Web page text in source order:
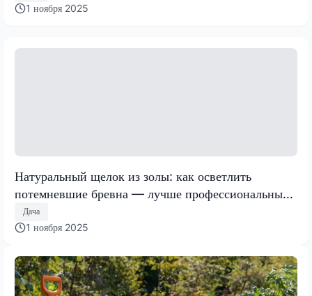
1 ноября 2025
Натуральный щелок из золы: как осветлить
потемневшие бревна — лучше профессиональных
средств
Дача
1 ноября 2025